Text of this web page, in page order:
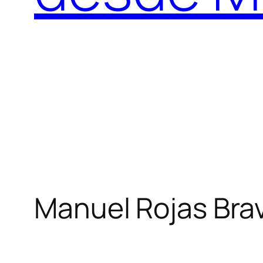
Manuel Rojas